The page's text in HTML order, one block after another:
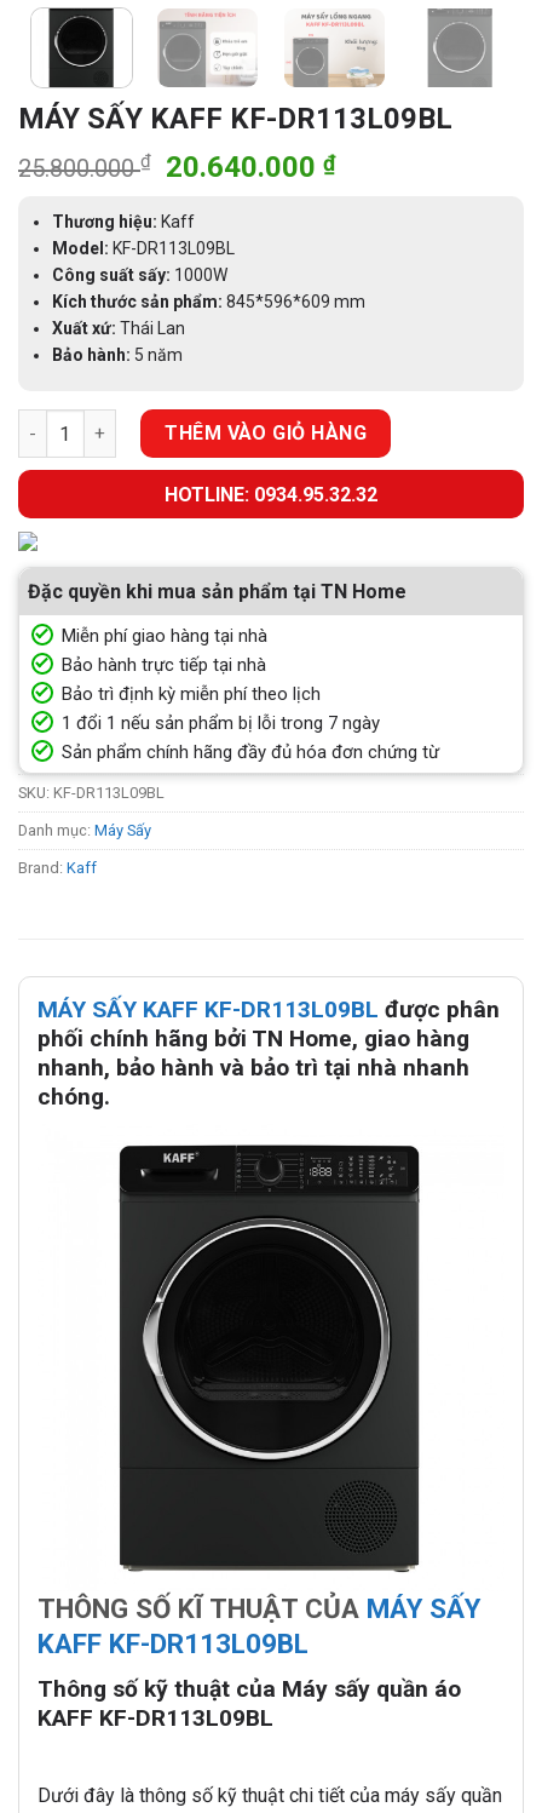
MÁY SẤY KAFF KF-DR113L09BL
25.800.000₫
Giá
là:
25.800.000 ₫.
20.640.000 ₫Giá
Thương hiệu: Kaff
Model: KF-DR113L09BL
Công suất sấy: 1000W
Kích thước sản phẩm: 845*596*609 mm
Xuất xứ:Thái Lan
Bảo hành: 5 năm
MÁY SẤY KAFF KF-DR113L09BL số lượng
THÊM VÀO GIỎ HÀNG
HOTLINE: 0934.95.32.32
Đặc quyền khi mua sản phẩm tại TN Home
Miễn phí giao hàng tại nhà
Bảo hành trực tiếp tại nhà
Bảo trì định kỳ miễn phí theo lịch
1 đổi 1 nếu sản phẩm bị lỗi trong 7 ngày
Sản phẩm chính hãng đầy đủ hóa đơn chứng từ
SKU: KF-DR113L09BL
Danh mục: Máy Sấy
Brand: Kaff
MÁY SẤY KAFF KF-DR113L09BL được phân
phối chính hãng bởi TN Home, giao hàng
nhanh, bảo hành và bảo trì tại nhà nhanh
chóng.
THÔNG SỐ KĨ THUẬT CỦA MÁY SẤY
KAFF KF-DR113L09BL
Thông số kỹ thuật của Máy sấy quần áo
KAFF KF-DR113L09BL
Dưới đây là thông số kỹ thuật chi tiết của máy sấy quần